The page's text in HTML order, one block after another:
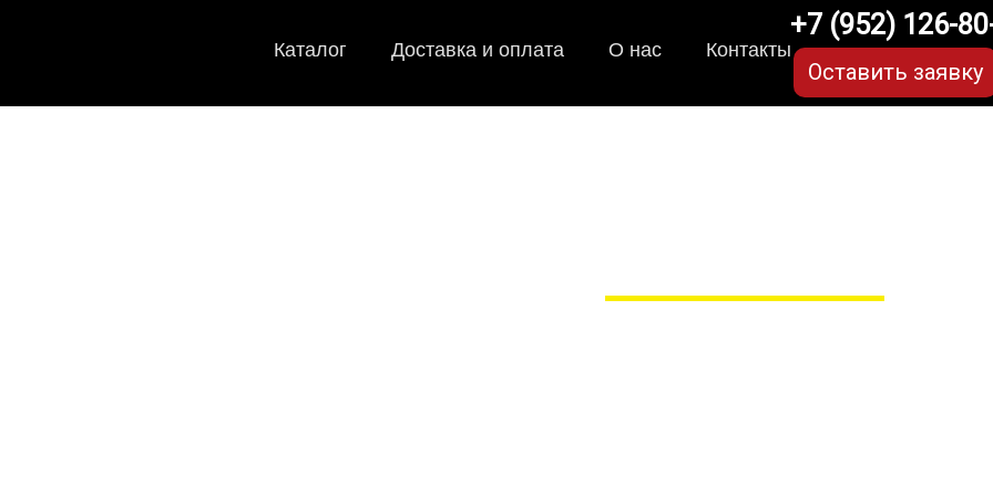
Каталог Доставка и оплата О нас Контакты
+7 (952) 126-
Оставить заявку